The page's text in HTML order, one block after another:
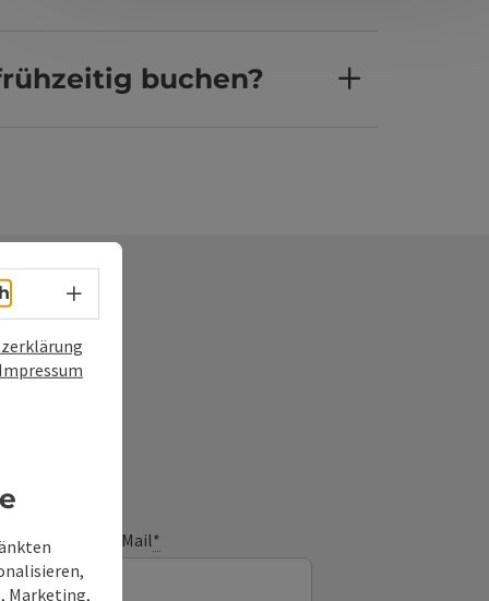
buchen?
E-Mail*
Sprachwahl - Menü öffnen
Impressum
Marketing,